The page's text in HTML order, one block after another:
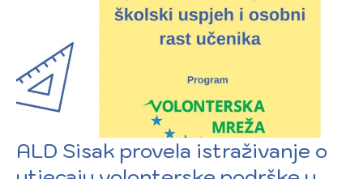
ALD Sisak provela istraživanje o